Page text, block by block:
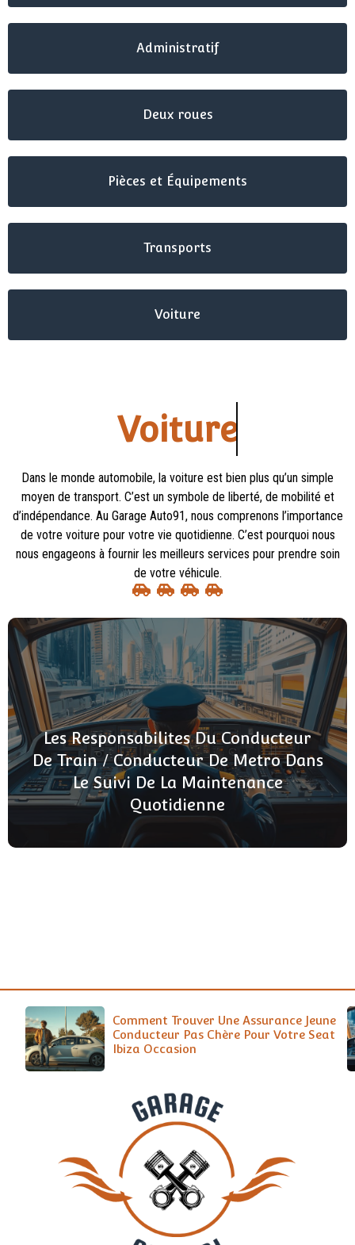
Administratif
Deux roues
Pièces et Équipements
Transports
Voiture
Voiture
Dans le monde automobile, la voiture est bien plus qu’un simple
moyen de transport. C’est un symbole de liberté, de mobilité et
d’indépendance. Au Garage Auto91, nous comprenons l’importance
de votre voiture pour votre vie quotidienne. C’est pourquoi nous
nous engageons à fournir les meilleurs services pour prendre soin
de votre véhicule.
Les Responsabilites Du Conducteur
De Train / Conducteur De Metro Dans
Le Suivi De La Maintenance
Quotidienne
Comment Trouver Une Assurance Jeune
Conducteur Pas Chère Pour Votre Seat
Ibiza Occasion